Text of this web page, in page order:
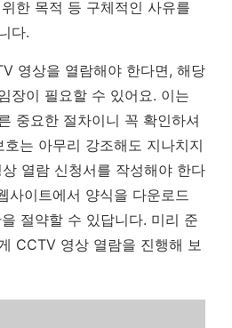
한 목적 등 구체적인 사유를
다.
영상을 열람해야 한다면, 해당
장이 필요할 수 있어요. 이는
중요한 절차이니 꼭 확인하셔
호는 아무리 강조해도 지나치지
열람 신청서를 작성해야 한다
사이트에서 양식을 다운로드
절약할 수 있답니다. 미리 준
CCTV 영상 열람을 진행해 보